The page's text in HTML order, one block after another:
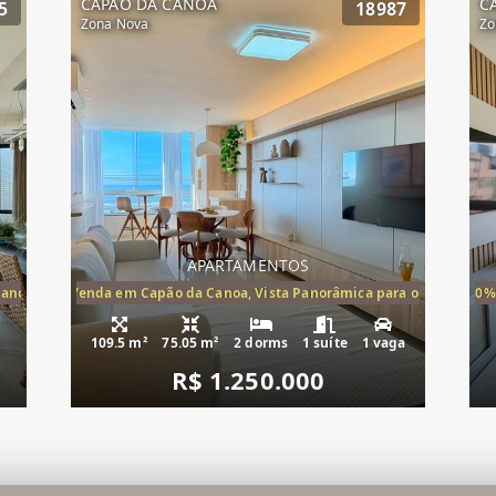
apartamento à venda Cap
Zona Nova
18987
APARTAMENTOS
Mar à Venda em Capão da Canoa, Vista Panorâmica para o Mar, 2
109.5 m² 75.05 m² 2 dorms 1 suíte 1 vaga
R$ 1.250.000